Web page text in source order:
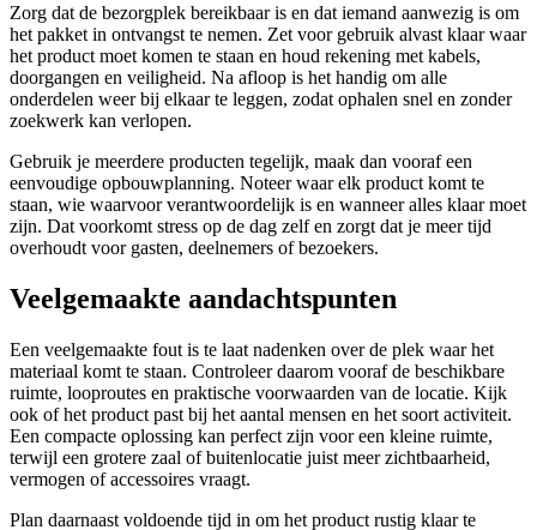
Zorg dat de bezorgplek bereikbaar is en dat iemand aanwezig is om
het pakket in ontvangst te nemen. Zet voor gebruik alvast klaar waar
het product moet komen te staan en houd rekening met kabels,
doorgangen en veiligheid. Na afloop is het handig om alle
onderdelen weer bij elkaar te leggen, zodat ophalen snel en zonder
zoekwerk kan verlopen.
Gebruik je meerdere producten tegelijk, maak dan vooraf een
eenvoudige opbouwplanning. Noteer waar elk product komt te
staan, wie waarvoor verantwoordelijk is en wanneer alles klaar moet
zijn. Dat voorkomt stress op de dag zelf en zorgt dat je meer tijd
overhoudt voor gasten, deelnemers of bezoekers.
Veelgemaakte aandachtspunten
Een veelgemaakte fout is te laat nadenken over de plek waar het
materiaal komt te staan. Controleer daarom vooraf de beschikbare
ruimte, looproutes en praktische voorwaarden van de locatie. Kijk
ook of het product past bij het aantal mensen en het soort activiteit.
Een compacte oplossing kan perfect zijn voor een kleine ruimte,
terwijl een grotere zaal of buitenlocatie juist meer zichtbaarheid,
vermogen of accessoires vraagt.
Plan daarnaast voldoende tijd in om het product rustig klaar te